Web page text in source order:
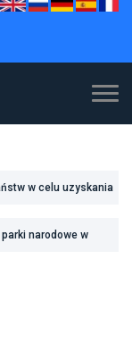
narodowe w